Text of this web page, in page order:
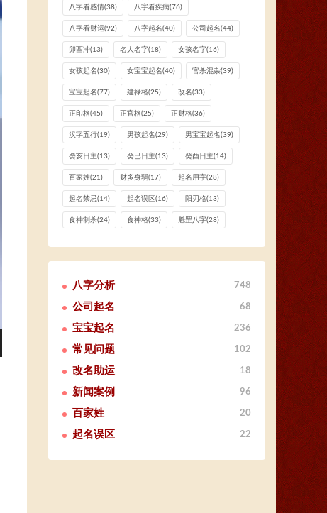
八字看感情(38) 八字看疾病(76)
八字看财运(92) 八字起名(40) 公司起名(44)
卯酉冲(13) 名人名字(18) 女孩名字(16)
女孩起名(30) 女宝宝起名(40) 官杀混杂(39)
宝宝起名(77) 建禄格(25) 改名(33)
正印格(45) 正官格(25) 正财格(36)
汉字五行(19) 男孩起名(29) 男宝宝起名(39)
癸亥日主(13) 癸已日主(13) 癸酉日主(14)
百家姓(21) 财多身弱(17) 起名用字(28)
起名禁忌(14) 起名误区(16) 阳刃格(13)
食神制杀(24) 食神格(33) 魁罡八字(28)
八字分析 748
公司起名 68
宝宝起名 236
常见问题 102
改名助运 18
新闻案例 96
百家姓 20
起名误区 22